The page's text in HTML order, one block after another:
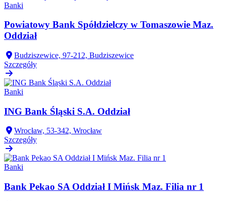
Banki
Powiatowy Bank Spółdzielczy w Tomaszowie Maz.
Oddział
Budziszewice, 97-212, Budziszewice
Szczegóły
Banki
ING Bank Śląski S.A. Oddział
Wrocław, 53-342, Wrocław
Szczegóły
Banki
Bank Pekao SA Oddział I Mińsk Maz. Filia nr 1